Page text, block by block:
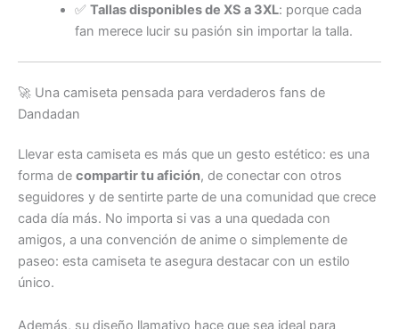
✅ Tallas disponibles de XS a 3XL: porque cada
fan merece lucir su pasión sin importar la talla.
🚀 Una camiseta pensada para verdaderos fans de
Dandadan
Llevar esta camiseta es más que un gesto estético: es una
forma de compartir tu afición, de conectar con otros
seguidores y de sentirte parte de una comunidad que crece
cada día más. No importa si vas a una quedada con
amigos, a una convención de anime o simplemente de
paseo: esta camiseta te asegura destacar con un estilo
único.
Además, su diseño llamativo hace que sea ideal para